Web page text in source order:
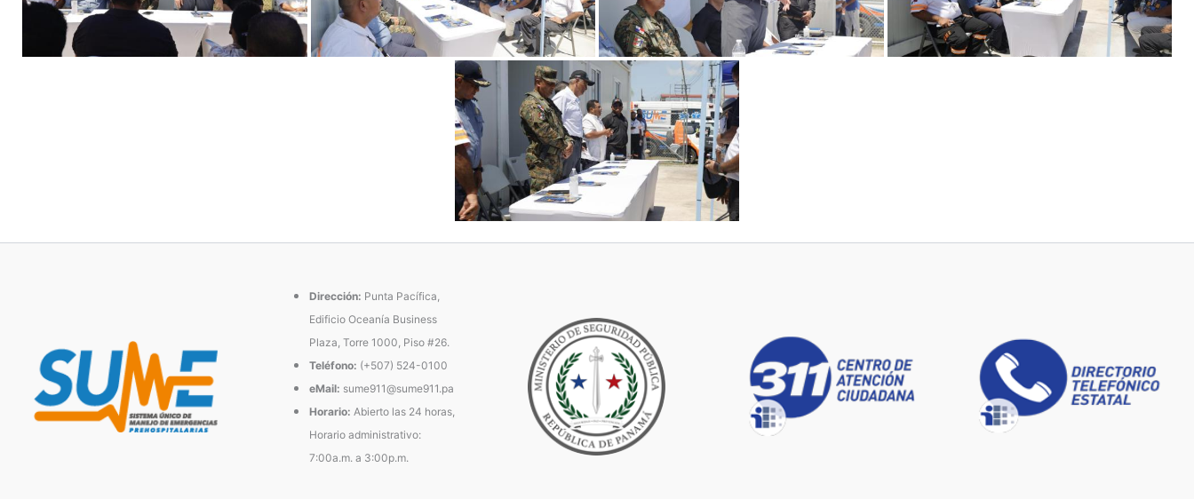
Dirección: Punta Pacífica,
Edificio Oceanía Business
Plaza, Torre 1000, Piso #26.
Teléfono: (+507) 524-0100
eMail: sume911@sume911.pa
Horario: Abierto las 24 horas,
Horario administrativo:
7:00a.m. a 3:00p.m.